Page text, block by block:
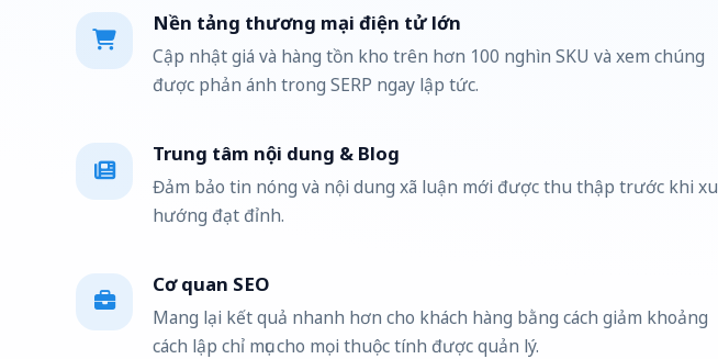
Nền tảng thương mại điện tử lớn
Cập nhật giá và hàng tồn kho trên hơn 100 nghìn SKU và xem chúng
được phản ánh trong SERP ngay lập tức.
Trung tâm nội dung & Blog
Đảm bảo tin nóng và nội dung xã luận mới được thu thập trước khi xu
hướng đạt đỉnh.
Cơ quan SEO
Mang lại kết quả nhanh hơn cho khách hàng bằng cách giảm khoảng
cách lập chỉ mục cho mọi thuộc tính được quản lý.